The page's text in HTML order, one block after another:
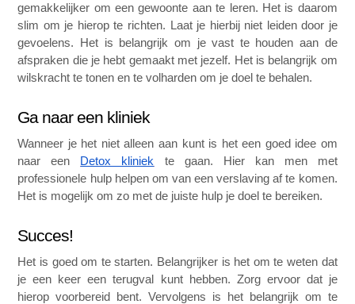
gemakkelijker om een gewoonte aan te leren. Het is daarom
slim om je hierop te richten. Laat je hierbij niet leiden door je
gevoelens. Het is belangrijk om je vast te houden aan de
afspraken die je hebt gemaakt met jezelf. Het is belangrijk om
wilskracht te tonen en te volharden om je doel te behalen.
Ga naar een kliniek
Wanneer je het niet alleen aan kunt is het een goed idee om
naar een Detox kliniek te gaan. Hier kan men met
professionele hulp helpen om van een verslaving af te komen.
Het is mogelijk om zo met de juiste hulp je doel te bereiken.
Succes!
Het is goed om te starten. Belangrijker is het om te weten dat
je een keer een terugval kunt hebben. Zorg ervoor dat je
hierop voorbereid bent. Vervolgens is het belangrijk om te